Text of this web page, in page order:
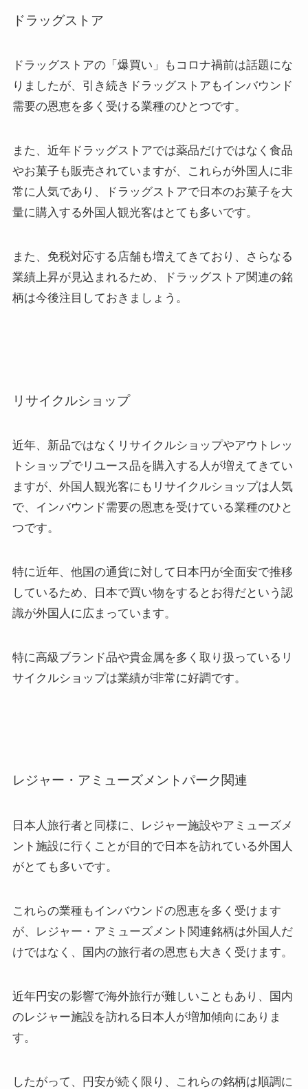
ドラッグストア
ドラッグストアの「爆買い」もコロナ禍前は話題にな
りましたが、引き続きドラッグストアもインバウンド
需要の恩恵を多く受ける業種のひとつです。
また、近年ドラッグストアでは薬品だけではなく食品
やお菓子も販売されていますが、これらが外国人に非
常に人気であり、ドラッグストアで日本のお菓子を大
量に購入する外国人観光客はとても多いです。
また、免税対応する店舗も増えてきており、さらなる
業績上昇が見込まれるため、ドラッグストア関連の銘
柄は今後注目しておきましょう。
リサイクルショップ
近年、新品ではなくリサイクルショップやアウトレッ
トショップでリユース品を購入する人が増えてきてい
ますが、外国人観光客にもリサイクルショップは人気
で、インバウンド需要の恩恵を受けている業種のひと
つです。
特に近年、他国の通貨に対して日本円が全面安で推移
しているため、日本で買い物をするとお得だという認
識が外国人に広まっています。
特に高級ブランド品や貴金属を多く取り扱っているリ
サイクルショップは業績が非常に好調です。
レジャー・アミューズメントパーク関連
日本人旅行者と同様に、レジャー施設やアミューズメ
ント施設に行くことが目的で日本を訪れている外国人
がとても多いです。
これらの業種もインバウンドの恩恵を多く受けます
が、レジャー・アミューズメント関連銘柄は外国人だ
けではなく、国内の旅行者の恩恵も大きく受けます。
近年円安の影響で海外旅行が難しいこともあり、国内
のレジャー施設を訪れる日本人が増加傾向にありま
す。
したがって、円安が続く限り、これらの銘柄は順調に